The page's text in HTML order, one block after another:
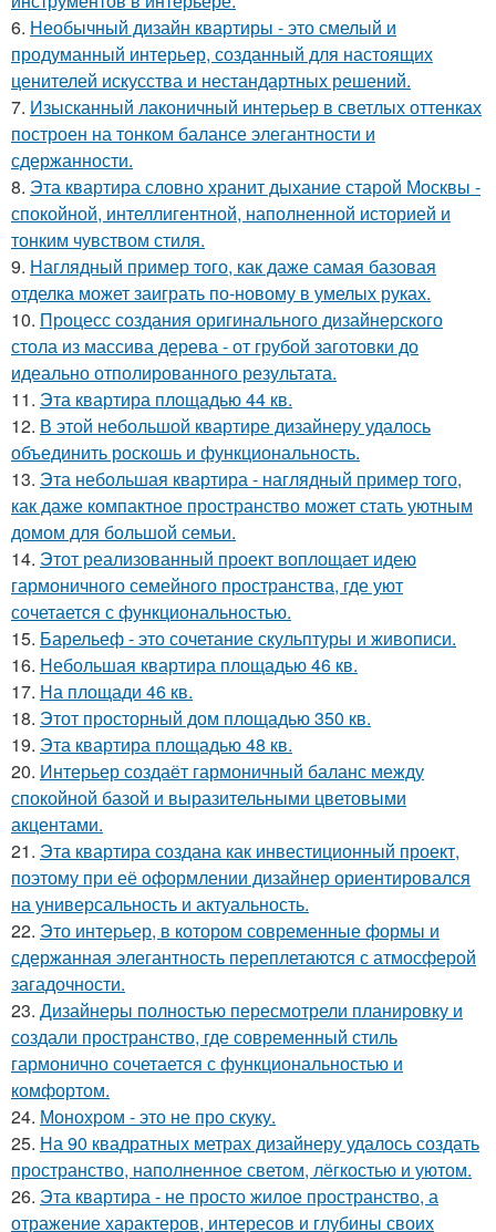
6. Необычный дизайн квартиры - это смелый и
продуманный интерьер, созданный для настоящих
ценителей искусства и нестандартных решений.
7. Изысканный лаконичный интерьер в светлых оттенках
построен на тонком балансе элегантности и
сдержанности.
8. Эта квартира словно хранит дыхание старой Москвы -
спокойной, интеллигентной, наполненной историей и
тонким чувством стиля.
9. Наглядный пример того, как даже самая базовая
отделка может заиграть по-новому в умелых руках.
10. Процесс создания оригинального дизайнерского
стола из массива дерева - от грубой заготовки до
идеально отполированного результата.
11. Эта квартира площадью 44 кв.
12. В этой небольшой квартире дизайнеру удалось
объединить роскошь и функциональность.
13. Эта небольшая квартира - наглядный пример того,
как даже компактное пространство может стать уютным
домом для большой семьи.
14. Этот реализованный проект воплощает идею
гармоничного семейного пространства, где уют
сочетается с функциональностью.
15. Барельеф - это сочетание скульптуры и живописи.
16. Небольшая квартира площадью 46 кв.
17. На площади 46 кв.
18. Этот просторный дом площадью 350 кв.
19. Эта квартира площадью 48 кв.
20. Интерьер создаёт гармоничный баланс между
спокойной базой и выразительными цветовыми
акцентами.
21. Эта квартира создана как инвестиционный проект,
поэтому при её оформлении дизайнер ориентировался
на универсальность и актуальность.
22. Это интерьер, в котором современные формы и
сдержанная элегантность переплетаются с атмосферой
загадочности.
23. Дизайнеры полностью пересмотрели планировку и
создали пространство, где современный стиль
гармонично сочетается с функциональностью и
комфортом.
24. Монохром - это не про скуку.
25. На 90 квадратных метрах дизайнеру удалось создать
пространство, наполненное светом, лёгкостью и уютом.
26. Эта квартира - не просто жилое пространство, а
отражение характеров, интересов и глубины своих